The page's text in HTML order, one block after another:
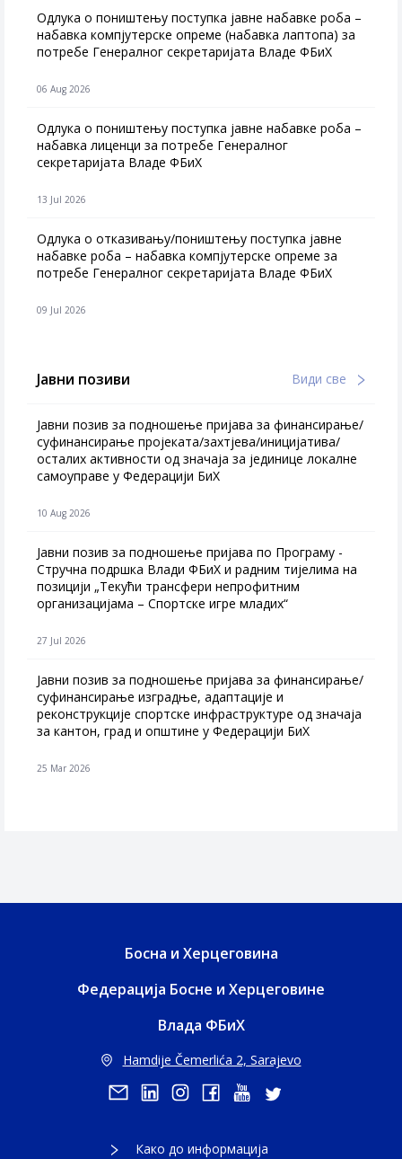
Одлука о поништењу поступка јавне набавке роба –
набавка компјутерске опреме (набавка лаптопа) за
потребе Генералног секретаријата Владе ФБиХ
06 Aug 2026
Одлука о поништењу поступка јавне набавке роба –
набавка лиценци за потребе Генералног
секретаријата Владе ФБиХ
13 Jul 2026
Одлука о отказивању/поништењу поступка јавне
набавке роба – набавка компјутерске опреме за
потребе Генералног секретаријата Владе ФБиХ
09 Jul 2026
Јавни позиви Види све
Јавни позив за подношење пријава за финансирање/
суфинансирање пројеката/захтјева/иницијатива/
осталих активности од значаја за јединице локалне
самоуправе у Федерацији БиХ
10 Aug 2026
Јавни позив за подношење пријава по Програму -
Стручна подршка Влади ФБиХ и радним тијелима на
позицији „Текући трансфери непрофитним
организацијама – Спортске игре младих“
27 Jul 2026
Jавни позив за подношење пријава за финансирање/
суфинансирање изградње, адаптације и
реконструкције спортске инфраструктуре од значаја
за кантон, град и општине у Федерацији БиХ
25 Mar 2026
Босна и Херцеговина
Федерација Босне и Херцеговине
Влада ФБиХ
Hamdije Čemerlića 2, Sarajevo
Како до информација